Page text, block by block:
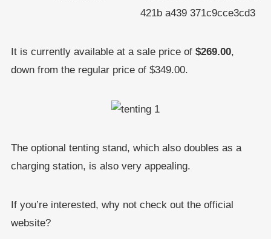
It is currently available at a sale price of $269.00,
down from the regular price of $349.00.
The optional tenting stand, which also doubles as a
charging station, is also very appealing.
If you’re interested, why not check out the official
website?